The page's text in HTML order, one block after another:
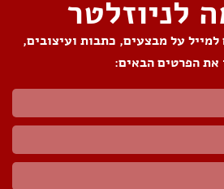
לניוזלטר
על מבצעים, כתבות ועיצובים,
את הפרטים הבאים: